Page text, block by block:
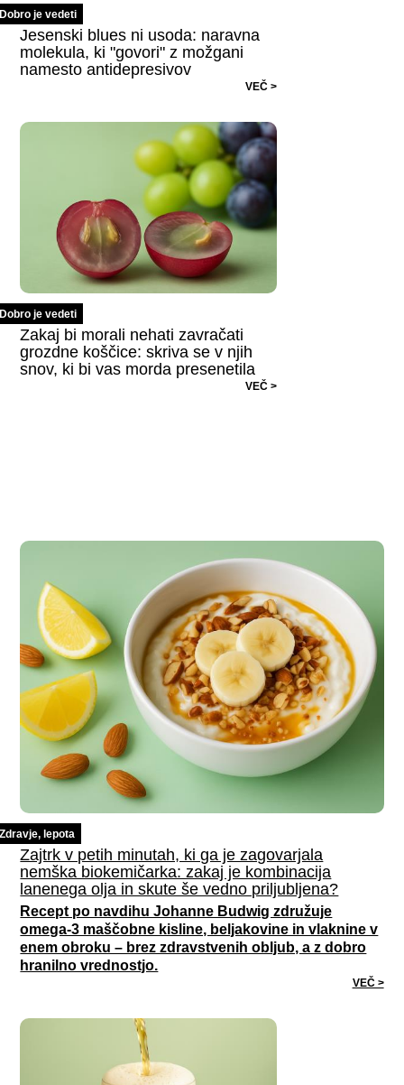
Dobro je vedeti
Jesenski blues ni usoda: naravna
molekula, ki "govori" z možgani
namesto antidepresivov
VEČ >
Dobro je vedeti
Zakaj bi morali nehati zavračati
grozdne koščice: skriva se v njih
snov, ki bi vas morda presenetila
VEČ >
Zdravje, lepota
Zajtrk v petih minutah, ki ga je zagovarjala
nemška biokemičarka: zakaj je kombinacija
lanenega olja in skute še vedno priljubljena?
Recept po navdihu Johanne Budwig združuje
omega-3 maščobne kisline, beljakovine in vlaknine v
enem obroku – brez zdravstvenih obljub, a z dobro
hranilno vrednostjo.
VEČ >